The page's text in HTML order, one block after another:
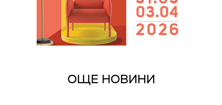
ОЩЕ НОВИНИ